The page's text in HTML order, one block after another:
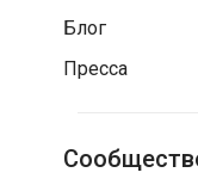
Блог
Пресса